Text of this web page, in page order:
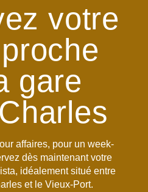
votre
gare
affaires, pour un week-
dès maintenant votre
idéalement situé entre
et le Vieux-Port.